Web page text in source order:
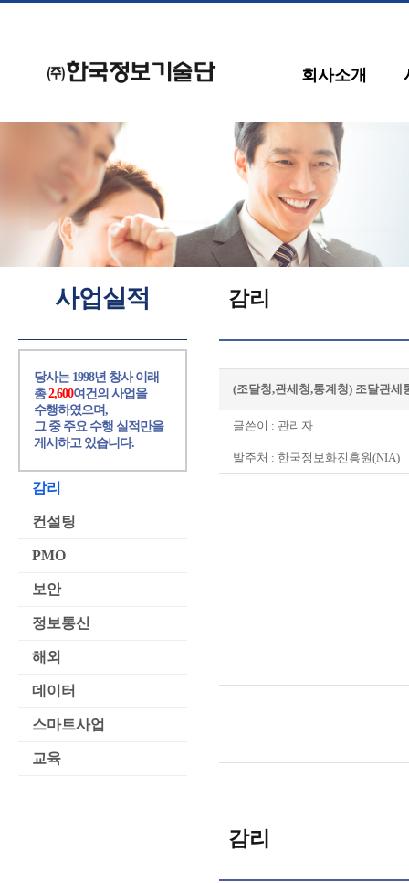
회사소개
감리
(조달청,관세청,통계청) 조달관세
글쓴이 : 관리자
발주처 : 한국정보화진흥원(NIA)
사업실적
당사는 1998년 창사 이래
총2,600여건의 사업을
수행하였으며,
그 중 주요 수행 실적만을
게시하고 있습니다.
감리
컨설팅
PMO
보안
정보통신
해외
데이터
스마트사업
교육
감리